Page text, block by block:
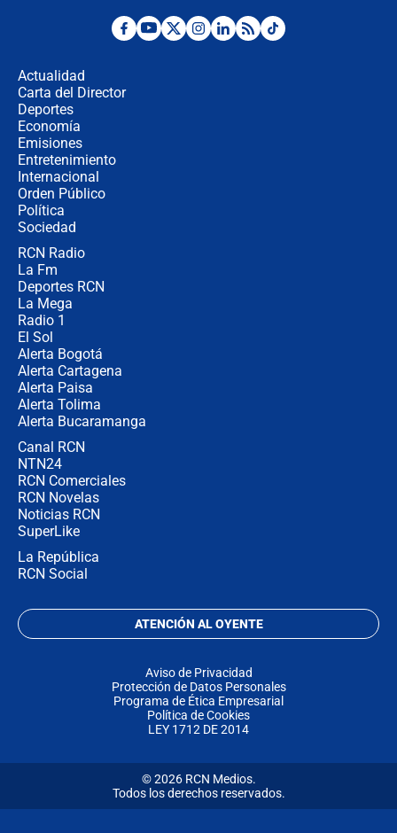
Desde dermatitis hasta infecciones:
Actualidad
Carta del Director
Deportes
Economía
Emisiones
Entretenimiento
Internacional
Orden Público
Política
Sociedad
RCN Radio
La Fm
Deportes RCN
La Mega
Radio 1
El Sol
Alerta Bogotá
Alerta Cartagena
Alerta Paisa
Alerta Tolima
Alerta Bucaramanga
Canal RCN
NTN24
RCN Comerciales
RCN Novelas
Noticias RCN
SuperLike
La República
RCN Social
ATENCIÓN AL OYENTE
Aviso de Privacidad
Protección de Datos Personales
Programa de Ética Empresarial
Política de Cookies
LEY 1712 DE 2014
© 2026 RCN Medios.
Todos los derechos reservados.